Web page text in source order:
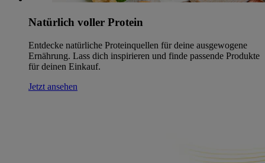
Natürlich voller Protein
Entdecke natürliche Proteinquellen für deine ausgewogene
Ernährung. Lass dich inspirieren und finde passende Produkte
für deinen Einkauf.
Jetzt ansehen